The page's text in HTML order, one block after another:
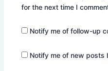
for the next time I
Notify me of follow-up
Notify me of new posts